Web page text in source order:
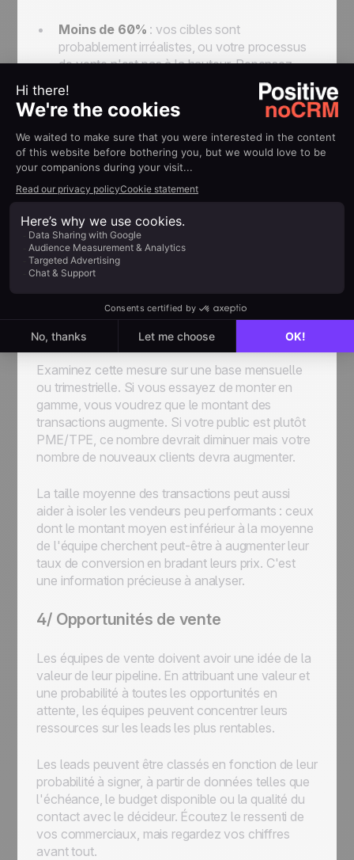
Moins de 60% : vos cibles sont
probablement irréalistes, ou votre processus
de vente n'est pas à la hauteur. Repensez
votre plan de rémunération pour motiver vos
commerciaux.
90 à 100%: vos vendeurs n'ont
probablement pas eu à trop se fatiguer.
Pensez à des objectifs plus ambitieux.
3/ Montant moyen des transactions
La taille moyenne de vos transactions est
calculée en divisantle montant total en euros
de vos transactions par le nombre total de
ces transactions
attribuer une valeur quantifiable à chaque
prospect.
Examinez cette mesure sur une base mensuelle
ou trimestrielle. Si vous essayez de monter en
gamme, vous voudrez que le montant des
transactions augmente. Si votre public est plutôt
PME/TPE, ce nombre devrait diminuer mais votre
nombre de nouveaux clients devra augmenter.
La taille moyenne des transactions peut aussi
aider à isoler les vendeurs peu performants : ceux
dont le montant moyen est inférieur à la moyenne
de l'équipe cherchent peut-être à augmenter leur
taux de conversion en bradant leurs prix. C'est
une information précieuse à analyser.
4/ Opportunités de vente
Les équipes de vente doivent avoir une idée de la
valeur de leur pipeline. En attribuant une valeur et
une probabilité à toutes les opportunités en
attente, les équipes peuvent concentrer leurs
ressources sur les leads les plus rentables.
Les leads peuvent être classés en fonction de leur
probabilité à signer, à partir de données telles que
l'échéance, le budget disponible ou la qualité du
contact avec le décideur. Écoutez le ressenti de
vos commerciaux, mais regardez vos chiffres
avant tout.